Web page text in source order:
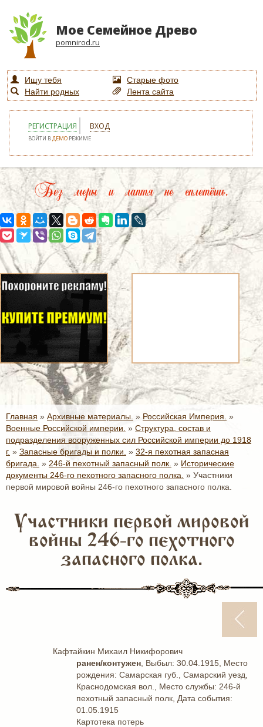
Мое Семейное Древо
pomnirod.ru
Ищу тебя
Старые фото
Найти родных
Лента сайта
РЕГИСТРАЦИЯ ВХОД
ВОЙТИ ВДЕМО РЕЖИМЕ
Без меры и лаптя не сплетёшь.
Главная » Архивные материалы. » Российская Империя. »
Военные Российской империи. » Структура, состав и
подразделения вооруженных сил Российской империи до 1918
г. » Запасные бригады и полки. » 32-я пехотная запасная
бригада. » 246-й пехотный запасный полк. » Исторические
документы 246-го пехотного запасного полка. » Участники
первой мировой войны 246-го пехотного запасного полка.
Участники первой мировой
войны 246-го пехотного
запасного полка.
Кафтайкин Михаил Никифорович
ранен/контужен , Выбыл: 30.04.1915, Место
рождения: Самарская губ., Самарский уезд,
Краснодомская вол., Место службы: 246-й
пехотный запасный полк, Дата события:
01.05.1915
Картотека потерь